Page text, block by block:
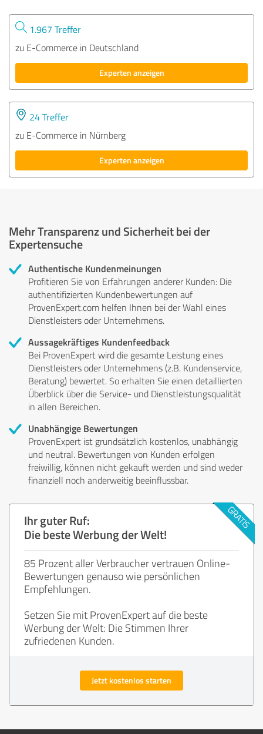
1.967 Treffer
zu E-Commerce in Deutschland
Experten anzeigen
24 Treffer
zu E-Commerce in Nürnberg
Experten anzeigen
Mehr Transparenz und Sicherheit bei der
Expertensuche
Authentische Kundenmeinungen
Profitieren Sie von Erfahrungen anderer Kunden: Die
authentifizierten Kundenbewertungen auf
ProvenExpert.com helfen Ihnen bei der Wahl eines
Dienstleisters oder Unternehmens.
Aussagekräftiges Kundenfeedback
Bei ProvenExpert wird die gesamte Leistung eines
Dienstleisters oder Unternehmens (z.B. Kundenservice,
Beratung) bewertet. So erhalten Sie einen detaillierten
Überblick über die Service- und Dienstleistungsqualität
in allen Bereichen.
Unabhängige Bewertungen
ProvenExpert ist grundsätzlich kostenlos, unabhängig
und neutral. Bewertungen von Kunden erfolgen
freiwillig, können nicht gekauft werden und sind weder
finanziell noch anderweitig beeinflussbar.
Ihr guter Ruf:
Die beste Werbung der Welt!
85 Prozent aller Verbraucher vertrauen Online-
Bewertungen genauso wie persönlichen
Empfehlungen.
Setzen Sie mit ProvenExpert auf die beste
Werbung der Welt: Die Stimmen Ihrer
zufriedenen Kunden.
Jetzt kostenlos starten